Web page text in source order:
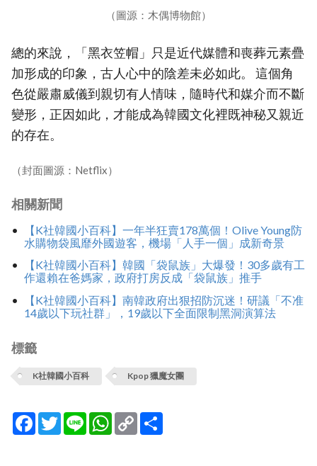
（圖源：木偶博物館）
總的來說，「黑衣笠帽」只是近代媒體和喪葬元素疊
加形成的印象，古人心中的陰差未必如此。 這個角
色從嚴肅威儀到親切有人情味，隨時代和媒介而不斷
變形，正因如此，才能成為韓國文化裡既神秘又親近
的存在。
（封面圖源：Netflix）
相關新聞
【K社韓國小百科】一年半狂賣178萬個！Olive Young防
水購物袋風靡外國遊客，機場「人手一個」成新奇景
【K社韓國小百科】韓國「袋鼠族」大爆發！30多歲有工
作還賴在爸媽家，政府打房反成「袋鼠族」推手
【K社韓國小百科】南韓政府出狠招防沉迷！研議「不准
14歲以下玩社群」，19歲以下全面限制黑洞演算法
標籤
K社韓國小百科 Kpop 獵魔女團
Facebook
TwitterLine WhatsApp
Copy
Link